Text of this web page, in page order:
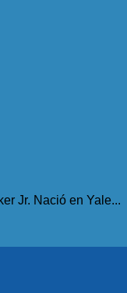
Jr. Nació en Yale...